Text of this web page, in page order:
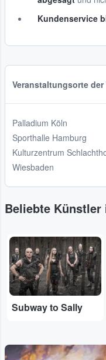
Kundenservice
Veranstaltungsorte
Palladium Köln
Sporthalle Hamburg
Kulturzentrum
Wiesbaden
Beliebte Künstler
...
Subway to Sally